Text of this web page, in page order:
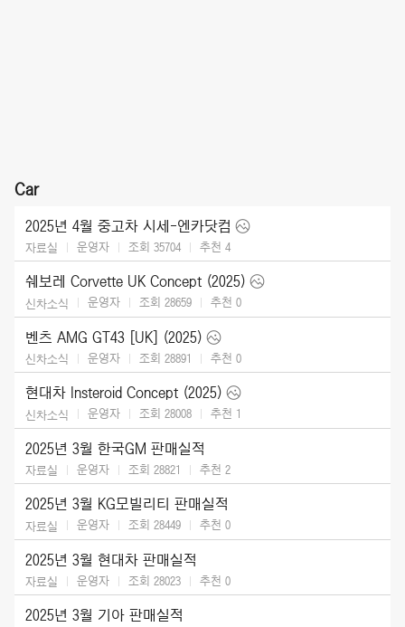
Car
2025년 4월 중고차 시세-엔카닷컴
자료실 운영자 조회 35704 추천 4
쉐보레 Corvette UK Concept (2025)
신차소식 운영자 조회 28659 추천 0
벤츠 AMG GT43 [UK] (2025)
신차소식 운영자 조회 28891 추천 0
현대차 Insteroid Concept (2025)
신차소식 운영자 조회 28008 추천 1
2025년 3월 한국GM 판매실적
자료실 운영자 조회 28821 추천 2
2025년 3월 KG모빌리티 판매실적
자료실 운영자 조회 28449 추천 0
2025년 3월 현대차 판매실적
자료실 운영자 조회 28023 추천 0
2025년 3월 기아 판매실적